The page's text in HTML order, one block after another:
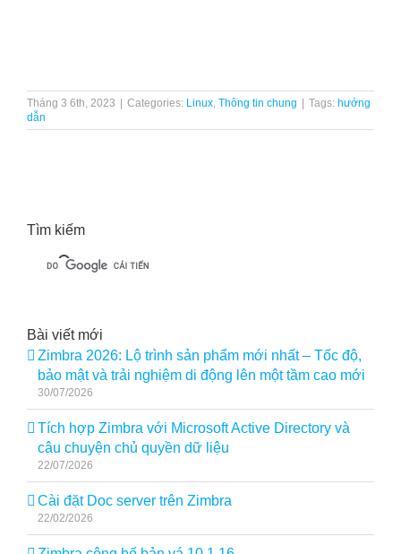
Tháng 3 6th, 2023 Categories: Linux, Thông tin chung Tags: hướng
dẫn
Tìm kiếm
Bài viết mới
Zimbra 2026: Lộ trình sản phẩm mới nhất – Tốc độ,
bảo mật và trải nghiệm di động lên một tầm cao mới
30/07/2026
Tích hợp Zimbra với Microsoft Active Directory và
câu chuyện chủ quyền dữ liệu
22/07/2026
Cài đặt Doc server trên Zimbra
22/02/2026